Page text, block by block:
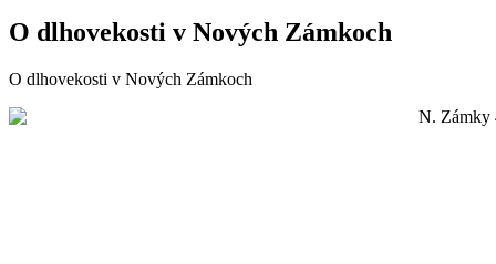
O dlhovekosti v Nových Zámkoch
O dlhovekosti v Nových Zámkoch